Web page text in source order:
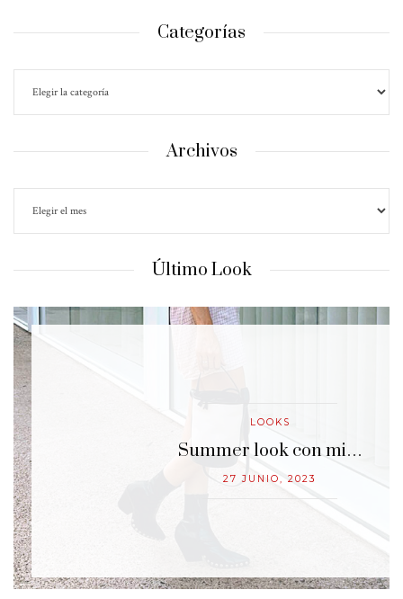
Categorías
Archivos
Último Look
LOOKS
Summer look con mi…
27 JUNIO, 2023